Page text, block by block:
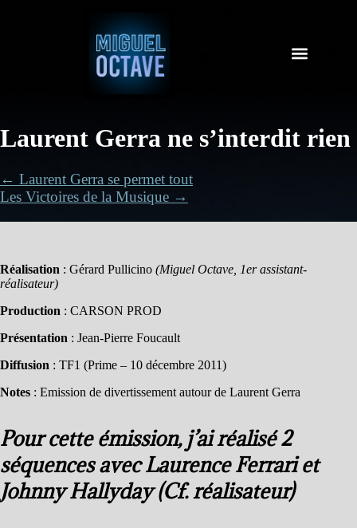
Laurent Gerra ne s’interdit rien
← Laurent Gerra se permet tout
Les Victoires de la Musique →
Réalisation : Gérard Pullicino (Miguel Octave, 1er assistant-
réalisateur)
Production : CARSON PROD
Présentation : Jean-Pierre Foucault
Diffusion : TF1 (Prime – 10 décembre 2011)
Notes : Emission de divertissement autour de Laurent Gerra
Pour cette émission, j’ai réalisé 2
séquences avec Laurence Ferrari et
Johnny Hallyday (Cf. réalisateur)